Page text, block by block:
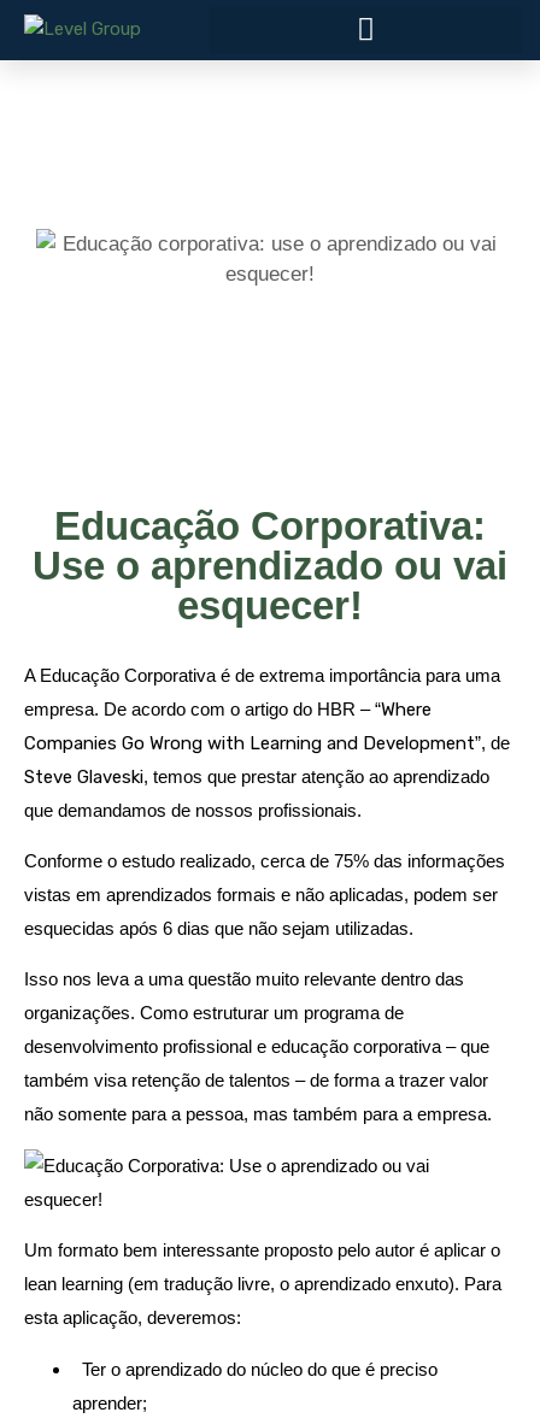
Educação Corporativa:
Use o aprendizado ou vai
esquecer!
A Educação Corporativa é de extrema importância para uma
empresa. De acordo com o artigo do HBR –“Where
Companies Go Wrong with Learning and Development”, de
Steve Glaveski, temos que prestar atenção ao aprendizado
que demandamos de nossos profissionais.
Conforme o estudo realizado, cerca de 75% das informações
vistas em aprendizados formais e não aplicadas, podem ser
esquecidas após 6 dias que não sejam utilizadas.
Isso nos leva a uma questão muito relevante dentro das
organizações. Como estruturar um programa de
desenvolvimento profissional e educação corporativa – que
também visa retenção de talentos – de forma a trazer valor
não somente para a pessoa, mas também para a empresa.
Um formato bem interessante proposto pelo autor é aplicar o
lean learning (em tradução livre, o aprendizado enxuto). Para
esta aplicação, deveremos:
Ter o aprendizado do núcleo do que é preciso
aprender;